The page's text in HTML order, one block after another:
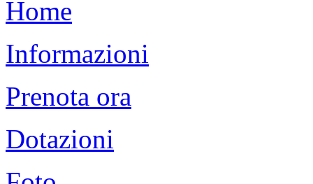
Home
Informazioni
Prenota ora
Dotazioni